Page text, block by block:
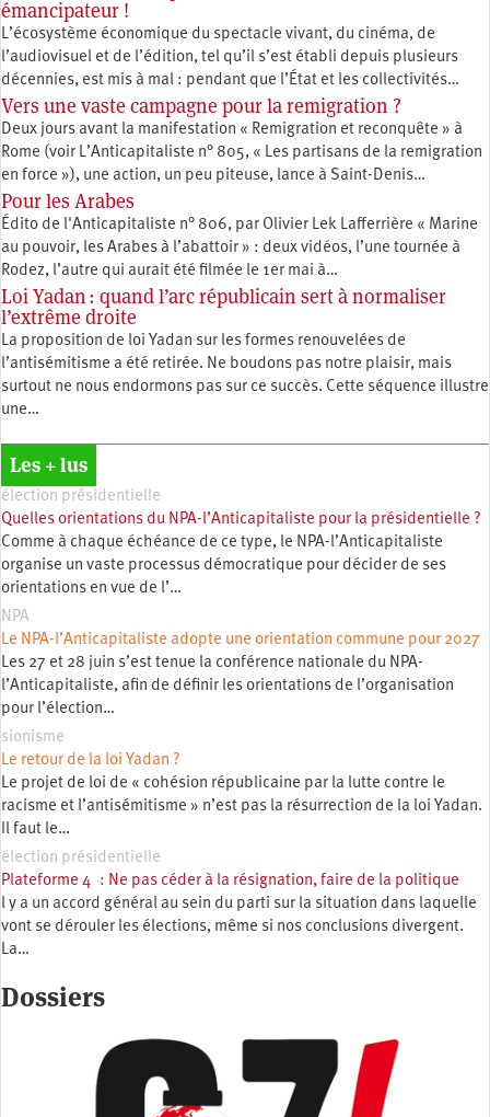
émancipateur !
L’écosystème économique du spectacle vivant, du cinéma, de
l’audiovisuel et de l’édition, tel qu’il s’est établi depuis plusieurs
décennies, est mis à mal : pendant que l’État et les collectivités…
Vers une vaste campagne pour la remigration ?
Deux jours avant la manifestation « Remigration et reconquête » à
Rome (voir L’Anticapitaliste n° 805, « Les partisans de la remigration
en force »), une action, un peu piteuse, lance à Saint-Denis…
Pour les Arabes
Édito de l'Anticapitaliste n° 806, par Olivier Lek Lafferrière « Marine
au pouvoir, les Arabes à l’abattoir » : deux vidéos, l’une tournée à
Rodez, l’autre qui aurait été filmée le 1er mai à…
Loi Yadan : quand l’arc républicain sert à normaliser
l’extrême droite
La proposition de loi Yadan sur les formes renouvelées de
l’antisémitisme a été retirée. Ne boudons pas notre plaisir, mais
surtout ne nous endormons pas sur ce succès. Cette séquence illustre
une…
Les + lus
élection présidentielle
Quelles orientations du NPA-l’Anticapitaliste pour la présidentielle ?
Comme à chaque échéance de ce type, le NPA-l’Anticapitaliste
organise un vaste processus démocratique pour décider de ses
orientations en vue de l’…
NPA
Le NPA-l’Anticapitaliste adopte une orientation commune pour 2027
Les 27 et 28 juin s’est tenue la conférence nationale du NPA-
l’Anticapitaliste, afin de définir les orientations de l’organisation
pour l’élection…
sionisme
Le retour de la loi Yadan ?
Le projet de loi de « cohésion républicaine par la lutte contre le
racisme et l’antisémitisme » n’est pas la résurrection de la loi Yadan.
Il faut le…
élection présidentielle
Plateforme 4 : Ne pas céder à la résignation, faire de la politique
l y a un accord général au sein du parti sur la situation dans laquelle
vont se dérouler les élections, même si nos conclusions divergent.
La…
Dossiers